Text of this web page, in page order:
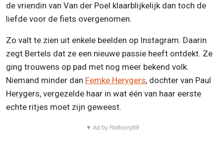
de vriendin van Van der Poel klaarblijkelijk dan toch de
liefde voor de fiets overgenomen.
Zo valt te zien uit enkele beelden op Instagram. Daarin
zegt Bertels dat ze een nieuwe passie heeft ontdekt. Ze
ging trouwens op pad met nog meer bekend volk.
Niemand minder dan Femke Herygers, dochter van Paul
Herygers, vergezelde haar in wat één van haar eerste
echte ritjes moet zijn geweest.
▼ Ad by Refinery89